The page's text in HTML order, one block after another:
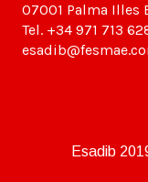
07001 Palma Illes
Tel. +34 971 713
Esadib